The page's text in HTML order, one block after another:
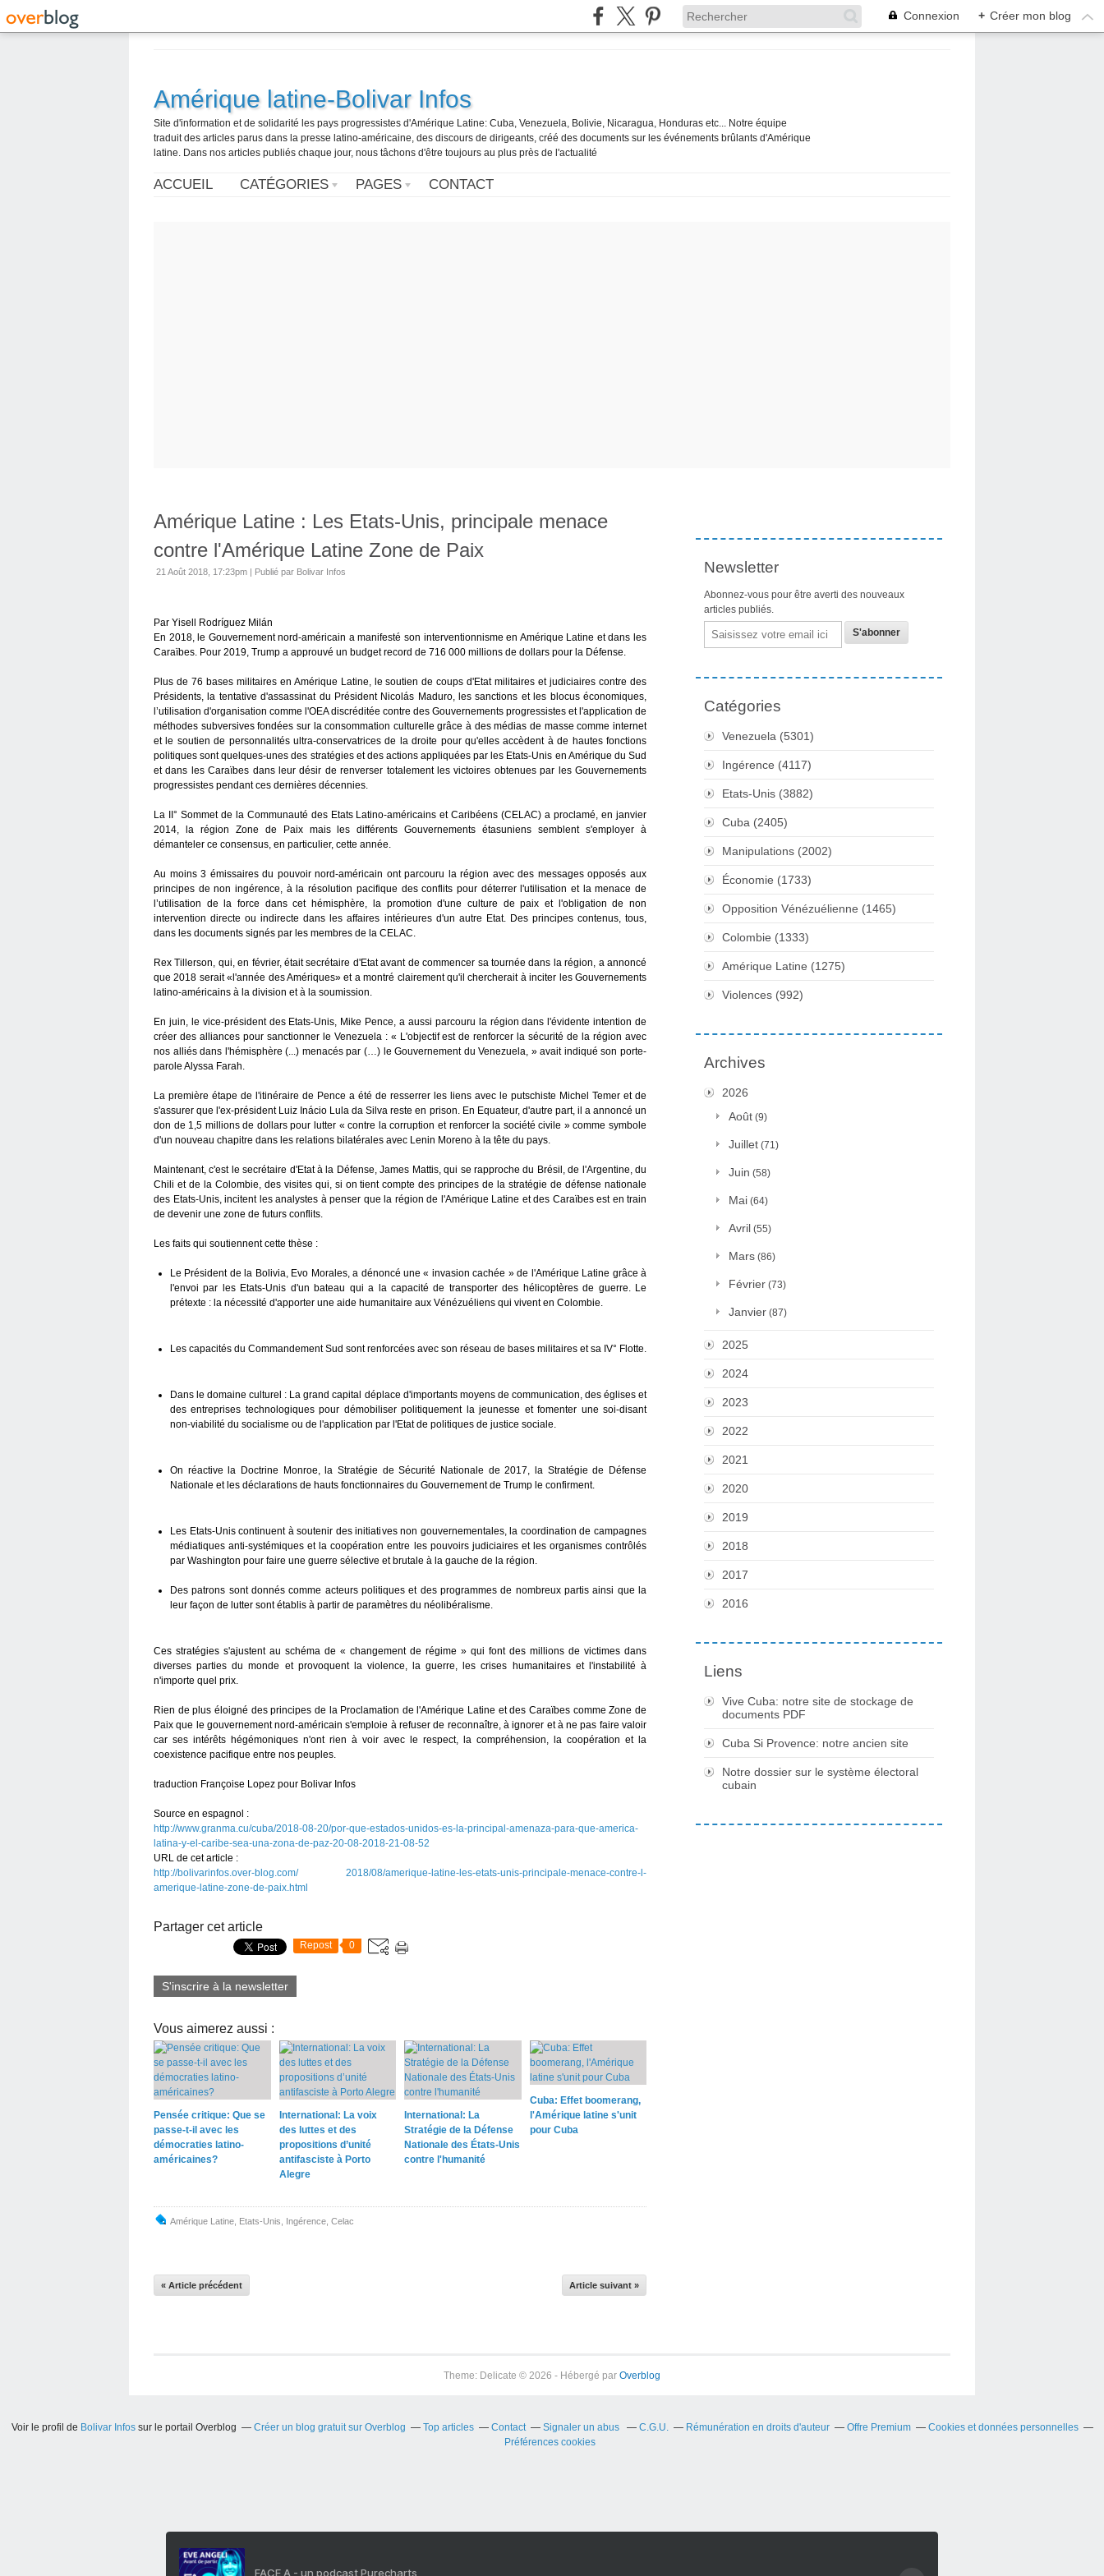
Connexion + Créer mon blog
Amérique latine-Bolivar Infos
Site d'information et de solidarité les pays progressistes d'Amérique Latine: Cuba, Venezuela, Bolivie, Nicaragua, Honduras etc... Notre équipe
traduit des articles parus dans la presse latino-américaine, des discours de dirigeants, créé des documents sur les événements brûlants d'Amérique
latine. Dans nos articles publiés chaque jour, nous tâchons d'être toujours au plus près de l'actualité
ACCUEIL CATÉGORIES PAGES CONTACT
Amérique Latine : Les Etats-Unis, principale menace
contre l'Amérique Latine Zone de Paix
21 Août 2018, 17:23pm | Publié par Bolivar Infos
Par Yisell Rodríguez Milán
En 2018, le Gouvernement nord-américain a manifesté son interventionnisme en Amérique Latine et dans les
Caraïbes. Pour 2019, Trump a approuvé un budget record de 716 000 millions de dollars pour la Défense.
Plus de 76 bases militaires en Amérique Latine, le soutien de coups d'Etat militaires et judiciaires contre des
Présidents, la tentative d'assassinat du Président Nicolás Maduro, les sanctions et les blocus économiques,
l’utilisation d'organisation comme l'OEA discréditée contre des Gouvernements progressistes et l'application de
méthodes subversives fondées sur la consommation culturelle grâce à des médias de masse comme internet
et le soutien de personnalités ultra-conservatrices de la droite pour qu'elles accèdent à de hautes fonctions
politiques sont quelques-unes des stratégies et des actions appliquées par les Etats-Unis en Amérique du Sud
et dans les Caraïbes dans leur désir de renverser totalement les victoires obtenues par les Gouvernements
progressistes pendant ces dernières décennies.
La II° Sommet de la Communauté des Etats Latino-américains et Caribéens (CELAC) a proclamé, en janvier
2014, la région Zone de Paix mais les différents Gouvernements étasuniens semblent s'employer à
démanteler ce consensus, en particulier, cette année.
Au moins 3 émissaires du pouvoir nord-américain ont parcouru la région avec des messages opposés aux
principes de non ingérence, à la résolution pacifique des conflits pour déterrer l'utilisation et la menace de
l’utilisation de la force dans cet hémisphère, la promotion d'une culture de paix et l'obligation de non
intervention directe ou indirecte dans les affaires intérieures d'un autre Etat. Des principes contenus, tous,
dans les documents signés par les membres de la CELAC.
Rex Tillerson, qui, en février, était secrétaire d'Etat avant de commencer sa tournée dans la région, a annoncé
que 2018 serait «l'année des Amériques» et a montré clairement qu'il chercherait à inciter les Gouvernements
latino-américains à la division et à la soumission.
En juin, le vice-président des Etats-Unis, Mike Pence, a aussi parcouru la région dans l'évidente intention de
créer des alliances pour sanctionner le Venezuela : « L'objectif est de renforcer la sécurité de la région avec
nos alliés dans l'hémisphère (...) menacés par (…) le Gouvernement du Venezuela, » avait indiqué son porte-
parole Alyssa Farah.
La première étape de l'itinéraire de Pence a été de resserrer les liens avec le putschiste Michel Temer et de
s'assurer que l'ex-président Luiz Inácio Lula da Silva reste en prison. En Equateur, d'autre part, il a annoncé un
don de 1,5 millions de dollars pour lutter « contre la corruption et renforcer la société civile » comme symbole
d'un nouveau chapitre dans les relations bilatérales avec Lenin Moreno à la tête du pays.
Maintenant, c'est le secrétaire d'Etat à la Défense, James Mattis, qui se rapproche du Brésil, de l'Argentine, du
Chili et de la Colombie, des visites qui, si on tient compte des principes de la stratégie de défense nationale
des Etats-Unis, incitent les analystes à penser que la région de l'Amérique Latine et des Caraïbes est en train
de devenir une zone de futurs conflits.
Les faits qui soutiennent cette thèse :
Le Président de la Bolivia, Evo Morales, a dénoncé une « invasion cachée » de l'Amérique Latine grâce à
l'envoi par les Etats-Unis d'un bateau qui a la capacité de transporter des hélicoptères de guerre. Le
prétexte : la nécessité d'apporter une aide humanitaire aux Vénézuéliens qui vivent en Colombie.
Les capacités du Commandement Sud sont renforcées avec son réseau de bases militaires et sa IV° Flotte.
Dans le domaine culturel : La grand capital déplace d'importants moyens de communication, des églises et
des entreprises technologiques pour démobiliser politiquement la jeunesse et fomenter une soi-disant
non-viabilité du socialisme ou de l'application par l'Etat de politiques de justice sociale.
On réactive la Doctrine Monroe, la Stratégie de Sécurité Nationale de 2017, la Stratégie de Défense
Nationale et les déclarations de hauts fonctionnaires du Gouvernement de Trump le confirment.
Les Etats-Unis continuent à soutenir des initiatives non gouvernementales, la coordination de campagnes
médiatiques anti-systémiques et la coopération entre les pouvoirs judiciaires et les organismes contrôlés
par Washington pour faire une guerre sélective et brutale à la gauche de la région.
Des patrons sont donnés comme acteurs politiques et des programmes de nombreux partis ainsi que la
leur façon de lutter sont établis à partir de paramètres du néolibéralisme.
Ces stratégies s'ajustent au schéma de « changement de régime » qui font des millions de victimes dans
diverses parties du monde et provoquent la violence, la guerre, les crises humanitaires et l'instabilité à
n'importe quel prix.
Rien de plus éloigné des principes de la Proclamation de l'Amérique Latine et des Caraïbes comme Zone de
Paix que le gouvernement nord-américain s'emploie à refuser de reconnaître, à ignorer et à ne pas faire valoir
car ses intérêts hégémoniques n'ont rien à voir avec le respect, la compréhension, la coopération et la
coexistence pacifique entre nos peuples.
traduction Françoise Lopez pour Bolivar Infos
Source en espagnol :
http://www.granma.cu/cuba/2018-08-20/por-que-estados-unidos-es-la-principal-amenaza-para-que-america-
latina-y-el-caribe-sea-una-zona-de-paz-20-08-2018-21-08-52
URL de cet article :
http://bolivarinfos.over-blog.com/ 2018/08/amerique-latine-les-etats-unis-principale-menace-contre-l-
amerique-latine-zone-de-paix.html
Partager cet article
Repost 0
S'inscrire à la newsletter
Vous aimerez aussi :
Pensée critique: Que se
passe-t-il avec les
démocraties latino-
américaines?
International: La voix
des luttes et des
propositions d’unité
antifasciste à Porto
Alegre
International: La
Stratégie de la Défense
Nationale des États-Unis
contre l'humanité
Cuba: Effet boomerang,
l'Amérique latine s'unit
pour Cuba
Amérique Latine Etats-Unis Ingérence Celac
« Article précédent Article suivant »
Newsletter
Abonnez-vous pour être averti des nouveaux
articles publiés.
Email
Catégories
Venezuela (5301)
Ingérence (4117)
Etats-Unis (3882)
Cuba (2405)
Manipulations (2002)
Économie (1733)
Opposition Vénézuélienne (1465)
Colombie (1333)
Amérique Latine (1275)
Violences (992)
Archives
2026
Août (9)
Juillet (71)
Juin (58)
Mai (64)
Avril (55)
Mars (86)
Février (73)
Janvier (87)
2025
2024
2023
2022
2021
2020
2019
2018
2017
2016
Liens
Vive Cuba: notre site de stockage de
documents PDF
Cuba Si Provence: notre ancien site
Notre dossier sur le système électoral
cubain
Theme: Delicate © 2026 - Hébergé par Overblog
Voir le profil de Bolivar Infossur le portail Overblog Créer un blog gratuit sur Overblog Top articles Contact Signaler un abus C.G.U. Rémunération en droits d'auteur Offre Premium
Cookies et données personnelles
Préférences cookies
FACE A - un podcast Purecharts